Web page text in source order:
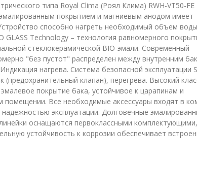
типа Royal Clima (Роял Клима) RWH-VT50-FE
покрытием и магниевым анодом имеет
способно нагреть необходимый объем
Technology – технология равномерного
стеклокерамической BIO-эмали. Современный
"без пустот" распределен между внутренним
нагрева. Система безопасной эксплуатации
клапан), перегрева. Высокий
покрытие бака, устойчивое к царапинам и
Все необходимые аксессуары входят в
эксплуатации. Долговечные
оснащаются первоклассными комплектующими,
устойчивость к коррозии обеспечивает